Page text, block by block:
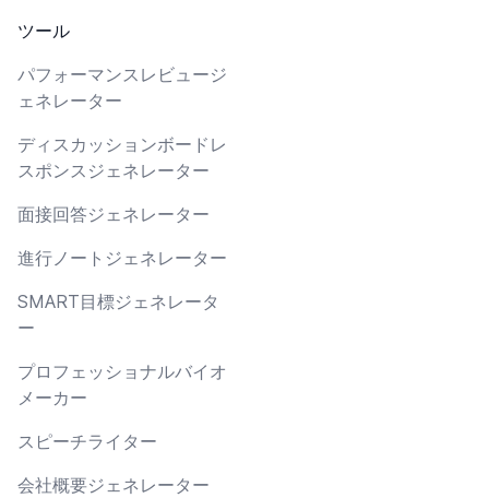
ツール
パフォーマンスレビュージ
ェネレーター
ディスカッションボードレ
スポンスジェネレーター
面接回答ジェネレーター
進行ノートジェネレーター
SMART目標ジェネレータ
ー
プロフェッショナルバイオ
メーカー
スピーチライター
会社概要ジェネレーター